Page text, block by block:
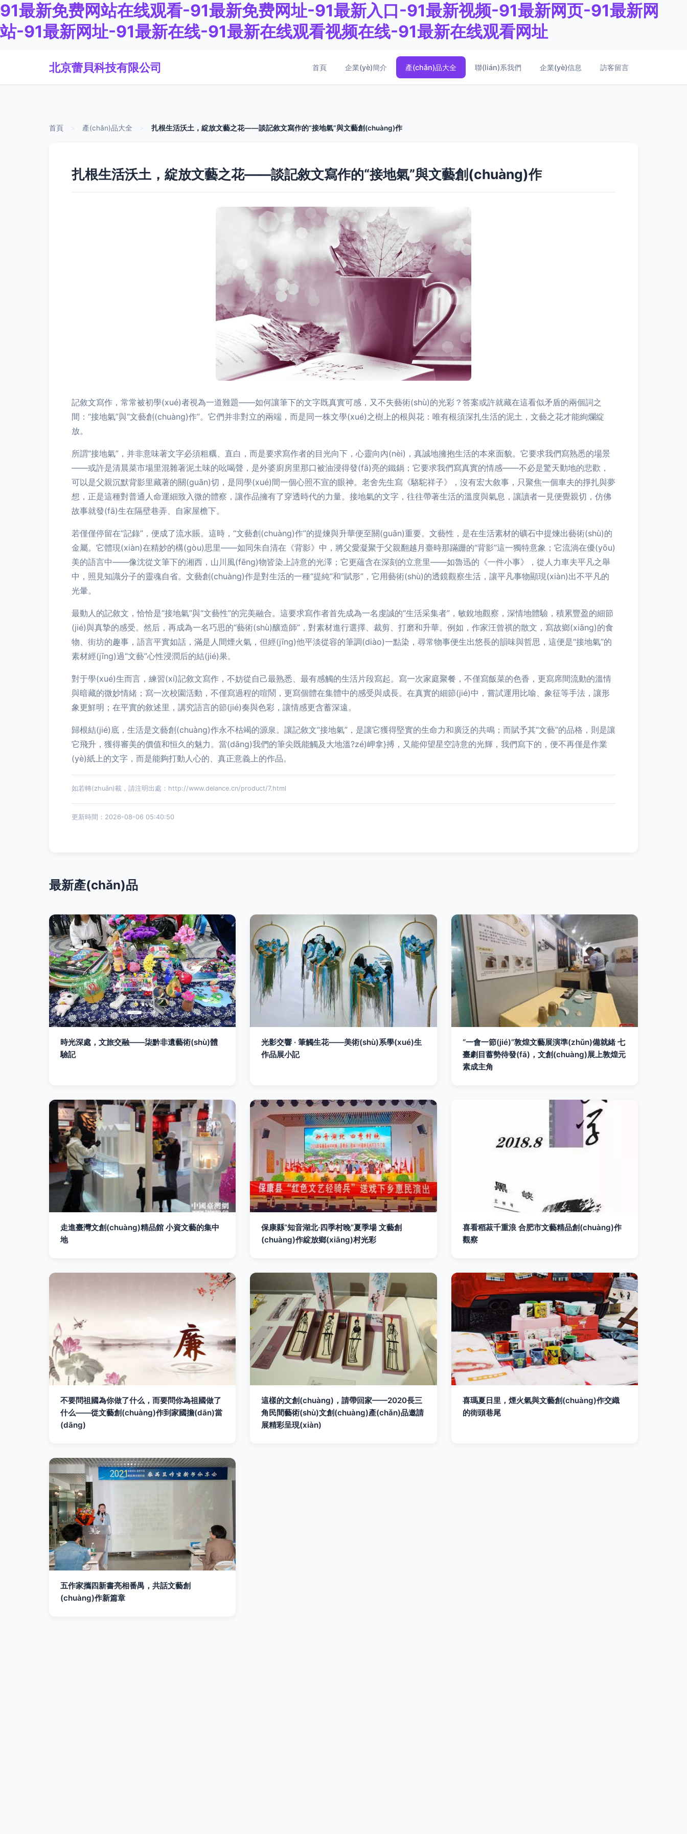
91最新免费网站在线观看-91最新免费网址-91最新入口-91最新视频-91最新网页-91最新网
站-91最新网址-91最新在线-91最新在线观看视频在线-91最新在线观看网址
北京蕾貝科技有限公司 首頁 企業(yè)簡介 產(chǎn)品大全 聯(lián)系我們 企業(yè)信息 訪客留言
首頁 產(chǎn)品大全 扎根生活沃土，綻放文藝之花——談記敘文寫作的“接地氣”與文藝創(chuàng)作
扎根生活沃土，綻放文藝之花——談記敘文寫作的“接地氣”與文藝創(chuàng)作
記敘文寫作，常常被初學(xué)者視為一道難題——如何讓筆下的文字既真實可感，又不失藝術(shù)的光彩？答案或許就藏在這看似矛盾的兩個詞之
間：“接地氣”與“文藝創(chuàng)作”。它們并非對立的兩端，而是同一株文學(xué)之樹上的根與花：唯有根須深扎生活的泥土，文藝之花才能絢爛綻
放。
所謂“接地氣”，并非意味著文字必須粗糲、直白，而是要求寫作者的目光向下，心靈向內(nèi)，真誠地擁抱生活的本來面貌。它要求我們寫熟悉的場景
——或許是清晨菜市場里混雜著泥土味的吆喝聲，是外婆廚房里那口被油浸得發(fā)亮的鐵鍋；它要求我們寫真實的情感——不必是驚天動地的悲歡，
可以是父親沉默背影里藏著的關(guān)切，是同學(xué)間一個心照不宣的眼神。老舍先生寫《駱駝祥子》，沒有宏大敘事，只聚焦一個車夫的掙扎與夢
想，正是這種對普通人命運細致入微的體察，讓作品擁有了穿透時代的力量。接地氣的文字，往往帶著生活的溫度與氣息，讓讀者一見便覺親切，仿佛
故事就發(fā)生在隔壁巷弄、自家屋檐下。
若僅僅停留在“記錄”，便成了流水賬。這時，“文藝創(chuàng)作”的提煉與升華便至關(guān)重要。文藝性，是在生活素材的礦石中提煉出藝術(shù)的
金屬。它體現(xiàn)在精妙的構(gòu)思里——如同朱自清在《背影》中，將父愛凝聚于父親翻越月臺時那蹣跚的“背影”這一獨特意象；它流淌在優(yōu)
美的語言中——像沈從文筆下的湘西，山川風(fēng)物皆染上詩意的光澤；它更蘊含在深刻的立意里——如魯迅的《一件小事》，從人力車夫平凡之舉
中，照見知識分子的靈魂自省。文藝創(chuàng)作是對生活的一種“提純”和“賦形”，它用藝術(shù)的透鏡觀察生活，讓平凡事物顯現(xiàn)出不平凡的
光暈。
最動人的記敘文，恰恰是“接地氣”與“文藝性”的完美融合。這要求寫作者首先成為一名虔誠的“生活采集者”，敏銳地觀察，深情地體驗，積累豐盈的細節
(jié)與真摯的感受。然后，再成為一名巧思的“藝術(shù)釀造師”，對素材進行選擇、裁剪、打磨和升華。例如，作家汪曾祺的散文，寫故鄉(xiāng)的食
物、街坊的趣事，語言平實如話，滿是人間煙火氣，但經(jīng)他平淡從容的筆調(diào)一點染，尋常物事便生出悠長的韻味與哲思，這便是“接地氣”的
素材經(jīng)過“文藝”心性浸潤后的結(jié)果。
對于學(xué)生而言，練習(xí)記敘文寫作，不妨從自己最熟悉、最有感觸的生活片段寫起。寫一次家庭聚餐，不僅寫飯菜的色香，更寫席間流動的溫情
與暗藏的微妙情緒；寫一次校園活動，不僅寫過程的喧鬧，更寫個體在集體中的感受與成長。在真實的細節(jié)中，嘗試運用比喻、象征等手法，讓形
象更鮮明；在平實的敘述里，講究語言的節(jié)奏與色彩，讓情感更含蓄深遠。
歸根結(jié)底，生活是文藝創(chuàng)作永不枯竭的源泉。讓記敘文“接地氣”，是讓它獲得堅實的生命力和廣泛的共鳴；而賦予其“文藝”的品格，則是讓
它飛升，獲得審美的價值和恒久的魅力。當(dāng)我們的筆尖既能觸及大地溫?zé)岬拿}搏，又能仰望星空詩意的光輝，我們寫下的，便不再僅是作業
(yè)紙上的文字，而是能夠打動人心的、真正意義上的作品。
如若轉(zhuǎn)載，請注明出處：http://www.delance.cn/product/7.html
更新時間：2026-08-06 05:40:50
最新產(chǎn)品
時光深處，文旅交融——柒黔非遺藝術(shù)體
驗記
光影交響 · 筆觸生花——美術(shù)系學(xué)生
作品展小記
“一會一節(jié)”敦煌文藝展演準(zhǔn)備就緒 七
臺劇目蓄勢待發(fā)，文創(chuàng)展上敦煌元
素成主角
走進臺灣文創(chuàng)精品館 小資文藝的集中
地
保康縣“知音湖北·四季村晚”夏季場 文藝創
(chuàng)作綻放鄉(xiāng)村光彩
喜看稻菽千重浪 合肥市文藝精品創(chuàng)作
觀察
不要問祖國為你做了什么，而要問你為祖國做了
什么——從文藝創(chuàng)作到家國擔(dān)當
(dāng)
這樣的文創(chuàng)，請帶回家——2020長三
角民間藝術(shù)文創(chuàng)產(chǎn)品邀請
展精彩呈現(xiàn)
喜瑪夏日里，煙火氣與文藝創(chuàng)作交織
的街頭巷尾
五作家攜四新書亮相番禺，共話文藝創
(chuàng)作新篇章